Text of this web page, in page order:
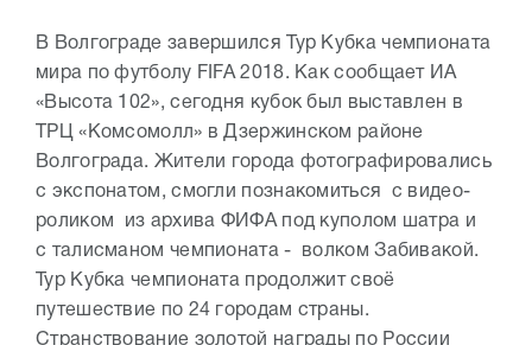
В Волгограде завершился Тур Кубка чемпионата
мира по футболу FIFA 2018. Как сообщает ИА
«Высота 102», сегодня кубок был выставлен в
ТРЦ «Комсомолл» в Дзержинском районе
Волгограда. Жители города фотографировались
с экспонатом, смогли познакомиться с видео-
роликом из архива ФИФА под куполом шатра и
с талисманом чемпионата - волком Забивакой.
Тур Кубка чемпионата продолжит своё
путешествие по 24 городам страны.
Странствование золотой награды по России